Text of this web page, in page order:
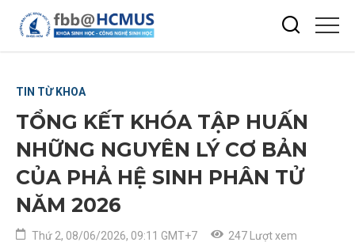
TIN TỪ KHOA
TỔNG KẾT KHÓA TẬP HUẤN
NHỮNG NGUYÊN LÝ CƠ BẢN
CỦA PHẢ HỆ SINH PHÂN TỬ
NĂM 2026
Thứ 2, 08/06/2026, 09:11 GMT+7 247 Lượt xem